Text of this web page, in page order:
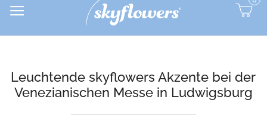
Leuchtende skyflowers Akzente bei der
Venezianischen Messe in Ludwigsburg